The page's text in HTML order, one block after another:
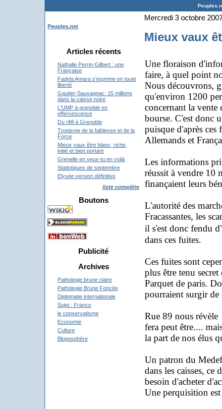
Peuples.net
Articles récents
Nathalie Perrin-Gilbert : une
Française
Fadela Amara s'exprime en toute
liberté
Gautier-Sauvagnac: 15 millions
dans la caisse noire
L'UMP à grenoble en
effervescence
Du rififi à Grenoble
Tropisme de la faiblesse et de la
Force
Mieux vaux être blanc, riche,
initié et bien portant
Grenelle en veux-tu en voilà
Statistiques de septembre
Elysée version définitive
liste complète
Boutons
Publicité
Archives
Pathologie brune claire
Pathologie Brune Foncée
Diplomatie internationale
Sujet : France
le conservatisme
Economie
Culture
Blogosphère
Mercredi 3 octobre
Mieux vaux
Une floraison
faire, à quel point
Nous découvrons,
qu'environ 1200
concernant la
bourse. C'est donc
puisque d'après
Allemands et
Les informations
réussit à vendre 10
finançaient leurs
L'autorité des
Fracassantes, les
il s'est donc fendu
dans ces fuites.
Ces fuites sont
plus être tenu
Parquet de paris.
pourraient surgir de
Rue 89 nous révèle
fera peut être....
la part de nos élus
Un patron du
dans les caisses, ce
besoin d'acheter
Une perquisition